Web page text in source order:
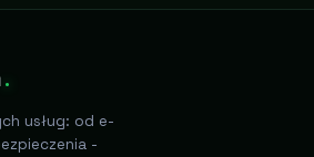
.
usług: od e-
-